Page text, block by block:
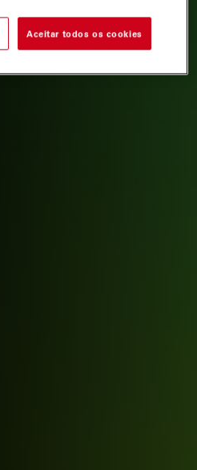
Aceitar todos os cookies